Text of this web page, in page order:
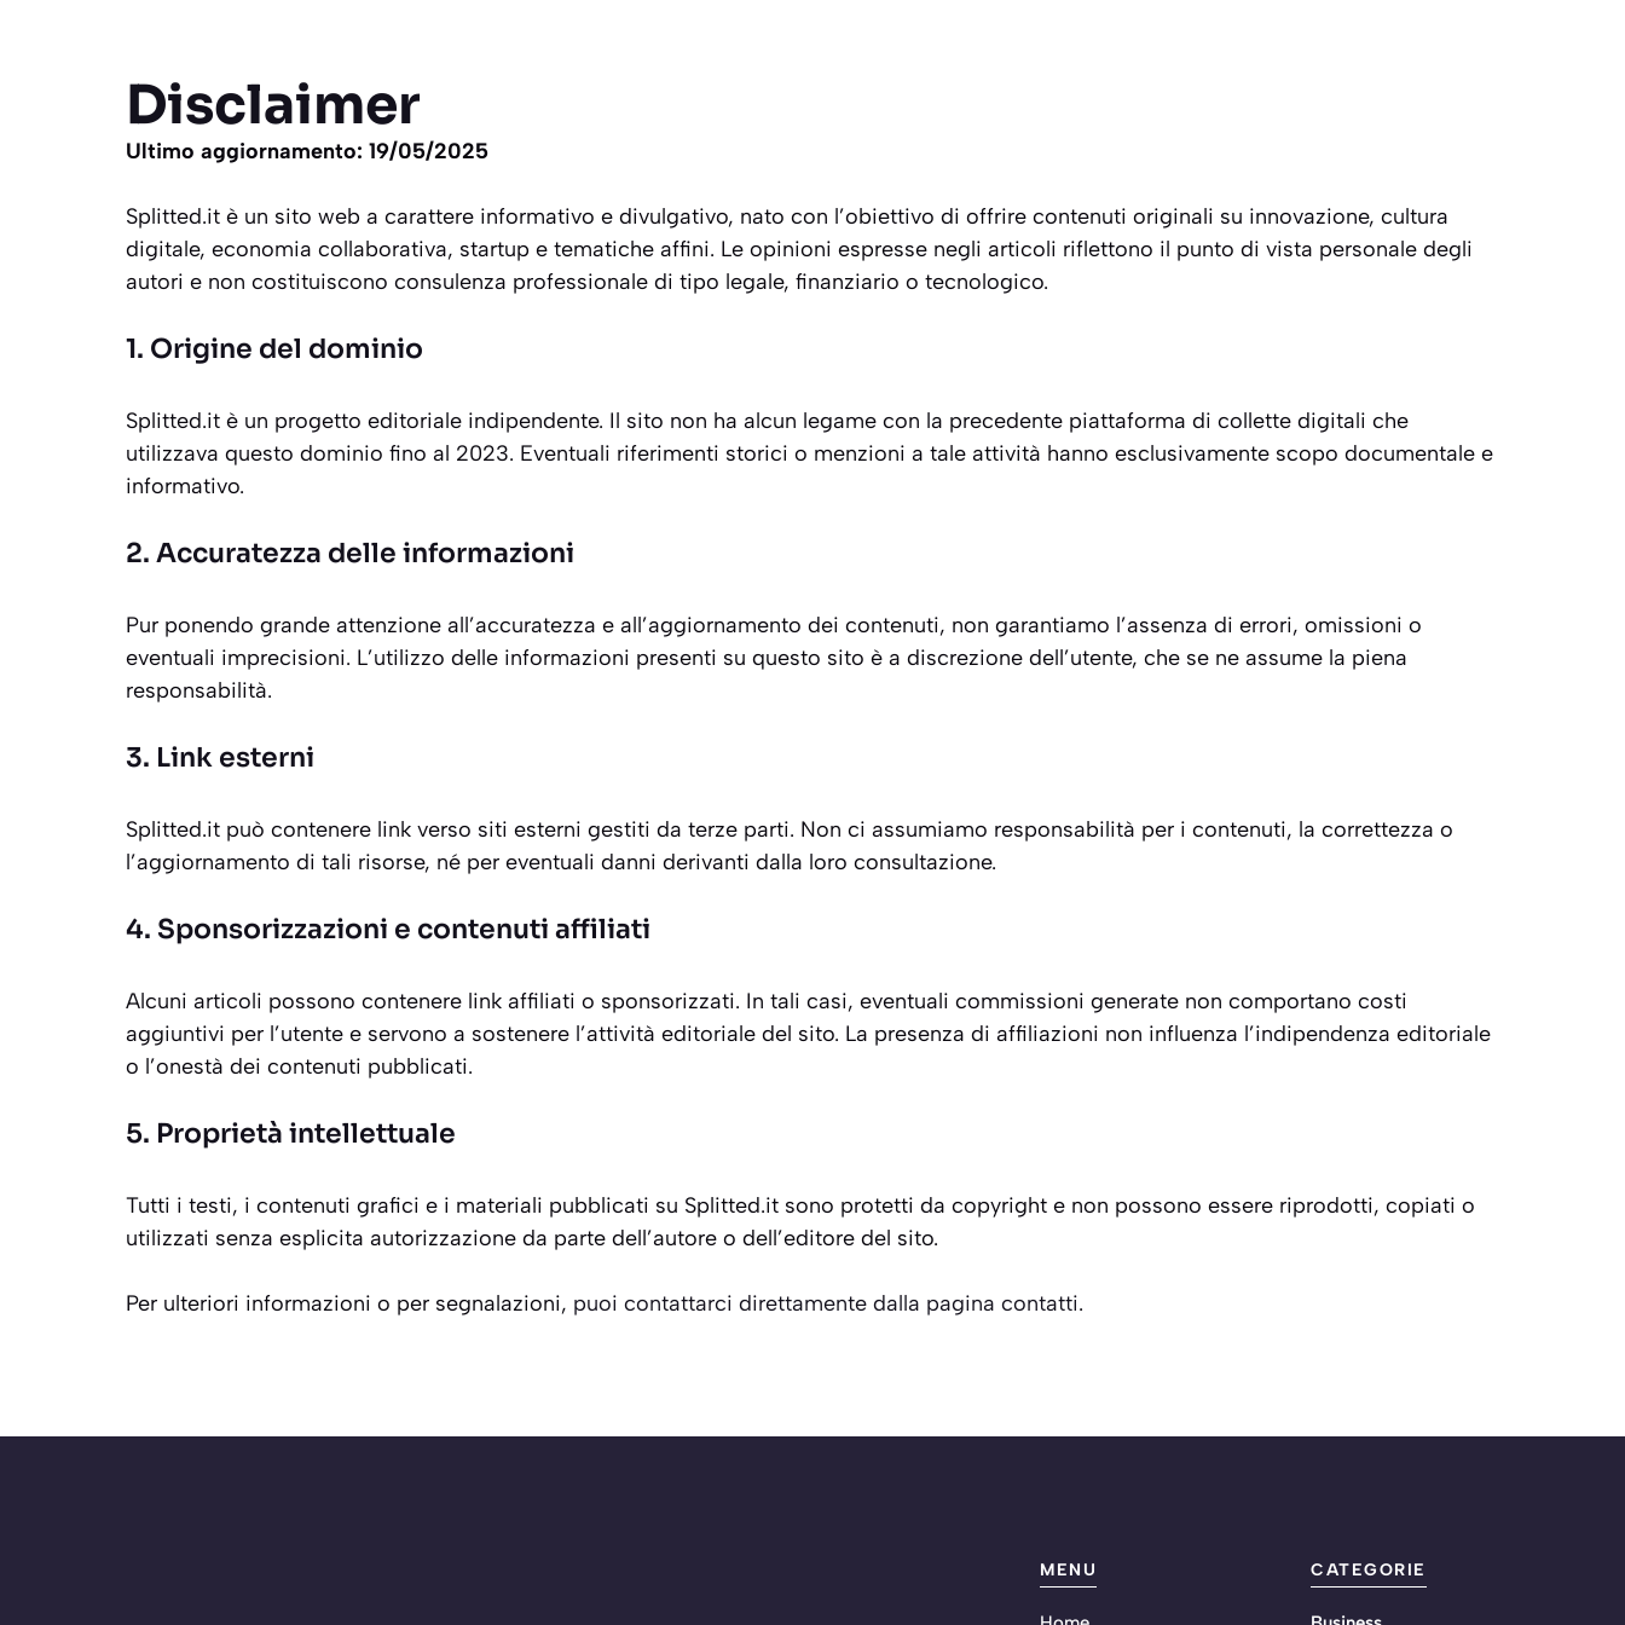
Disclaimer
Ultimo aggiornamento: 19/05/2025
Splitted.it è un sito web a carattere informativo e divulgativo, nato con l’obiettivo di offrire contenuti originali su innovazione, cultura
digitale, economia collaborativa, startup e tematiche affini. Le opinioni espresse negli articoli riflettono il punto di vista personale degli
autori e non costituiscono consulenza professionale di tipo legale, finanziario o tecnologico.
1. Origine del dominio
Splitted.it è un progetto editoriale indipendente. Il sito non ha alcun legame con la precedente piattaforma di collette digitali che
utilizzava questo dominio fino al 2023. Eventuali riferimenti storici o menzioni a tale attività hanno esclusivamente scopo documentale e
informativo.
2. Accuratezza delle informazioni
Pur ponendo grande attenzione all’accuratezza e all’aggiornamento dei contenuti, non garantiamo l’assenza di errori, omissioni o
eventuali imprecisioni. L’utilizzo delle informazioni presenti su questo sito è a discrezione dell’utente, che se ne assume la piena
responsabilità.
3. Link esterni
Splitted.it può contenere link verso siti esterni gestiti da terze parti. Non ci assumiamo responsabilità per i contenuti, la correttezza o
l’aggiornamento di tali risorse, né per eventuali danni derivanti dalla loro consultazione.
4. Sponsorizzazioni e contenuti affiliati
Alcuni articoli possono contenere link affiliati o sponsorizzati. In tali casi, eventuali commissioni generate non comportano costi
aggiuntivi per l’utente e servono a sostenere l’attività editoriale del sito. La presenza di affiliazioni non influenza l’indipendenza editoriale
o l’onestà dei contenuti pubblicati.
5. Proprietà intellettuale
Tutti i testi, i contenuti grafici e i materiali pubblicati su Splitted.it sono protetti da copyright e non possono essere riprodotti, copiati o
utilizzati senza esplicita autorizzazione da parte dell’autore o dell’editore del sito.
Per ulteriori informazioni o per segnalazioni, puoi contattarci direttamente dalla pagina contatti.
MENU CATEGORIE